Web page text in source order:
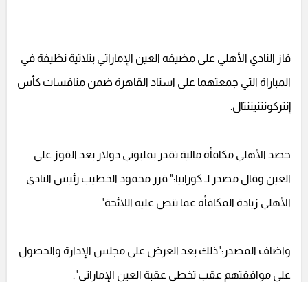
فاز النادي الأهلي على مضيفه العين الإماراتي بثلاثية نظيفة في
المباراة التي جمعتهما على استاد القاهرة ضمن منافسات كأس
إنتركونتنيننتال.
حصد الأهلي مكافأة مالية تقدر بمليوني دولار بعد الفوز على
العين وقال مصدر لـ كورابيا:" قرر محمود الخطيب رئيس النادي
الأهلي زيادة المكافأة عما تنص عليه اللائحة".
واضاف المصدر:"ذلك بعد العرض على مجلس الإدارة والحصول
على موافقتهم عقب تخطي عقبة العين الإماراتي".